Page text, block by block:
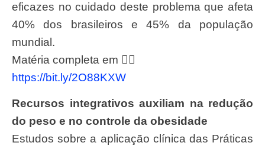
eficazes no cuidado deste problema que afeta
40% dos brasileiros e 45% da população
mundial.
Matéria completa em 👉🏽
https://bit.ly/2O88KXW
Recursos integrativos auxiliam na redução
do peso e no controle da obesidade
Estudos sobre a aplicação clínica das Práticas